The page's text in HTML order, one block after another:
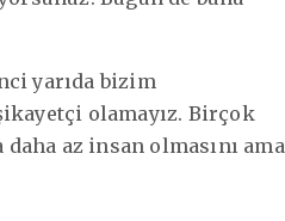
yarıda bizim
olamayız. Birçok
az insan olmasını ama